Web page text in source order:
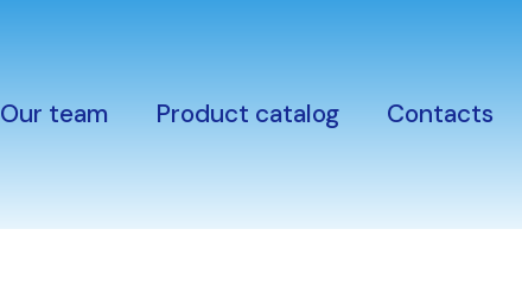
Our team Product catalog Contacts